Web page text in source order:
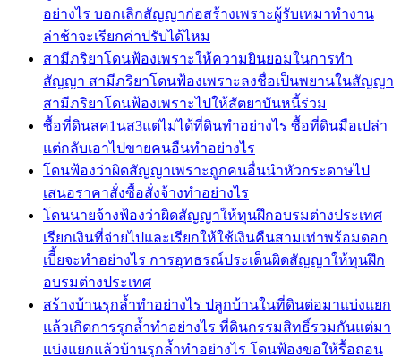
อย่างไร บอกเลิกสัญญาก่อสร้างเพราะผู้รับเหมาทำงาน
ล่าช้าจะเรียกค่าปรับได้ไหม
สามีภริยาโดนฟ้องเพราะให้ความยินยอมในการทำ
สัญญา สามีภริยาโดนฟ้องเพราะลงชื่อเป็นพยานในสัญญา
สามีภริยาโดนฟ้องเพราะไปให้สัตยาบันหนี้ร่วม
ซื้อที่ดินสค1นส3แต่ไม่ได้ที่ดินทำอย่างไร ซื้อที่ดินมือเปล่า
แต่กลับเอาไปขายคนอืนทำอย่างไร
โดนฟ้องว่าผิดสัญญาเพราะถูกคนอื่นนำหัวกระดาษไป
เสนอราคาสั่งซื้อสั่งจ้างทำอย่างไร
โดนนายจ้างฟ้องว่าผิดสัญญาให้ทุนฝึกอบรมต่างประเทศ
เรียกเงินที่จ่ายไปและเรียกให้ใช้เงินคืนสามเท่าพร้อมดอก
เบีี้ยจะทำอย่างไร การอุทธรณ์ประเด็นผิดสัญญาให้ทุนฝึก
อบรมต่างประเทศ
สร้างบ้านรุกล้ำทำอย่างไร ปลูกบ้านในที่ดินต่อมาแบ่งแยก
แล้วเกิดการรุกล้ำทำอย่างไร ที่ดินกรรมสิทธิ์รวมกันแต่มา
แบ่งแยกแล้วบ้านรุกล้ำทำอย่างไร โดนฟ้องขอให้รื้อถอน